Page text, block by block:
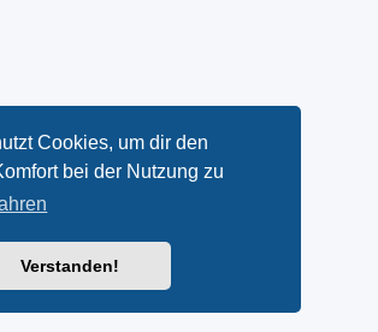
Cookies, um dir den
bei der Nutzung zu
Verstanden!